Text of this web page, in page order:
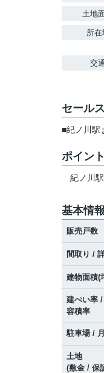
土地
所在
交
セール
■紀ノ川駅
ポイント
紀ノ川
基本情報
販売戸数
間取り /
建物面積(
建ぺい率 /
容積率
駐車場 /
土地
(敷金 / 保